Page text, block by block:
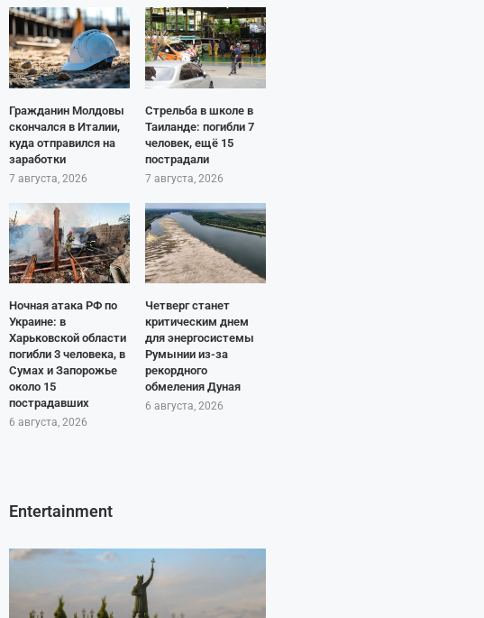
Гражданин Молдовы
скончался в Италии,
куда отправился на
заработки
7 августа, 2026
Стрельба в школе в
Таиланде: погибли 7
человек, ещё 15
пострадали
7 августа, 2026
Ночная атака РФ по
Украине: в
Харьковской области
погибли 3 человека, в
Сумах и Запорожье
около 15
пострадавших
6 августа, 2026
Четверг станет
критическим днем
для энергосистемы
Румынии из-за
рекордного
обмеления Дуная
6 августа, 2026
Entertainment